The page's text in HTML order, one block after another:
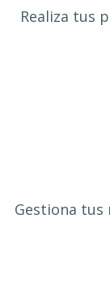
Realiza tus
Gestiona tus